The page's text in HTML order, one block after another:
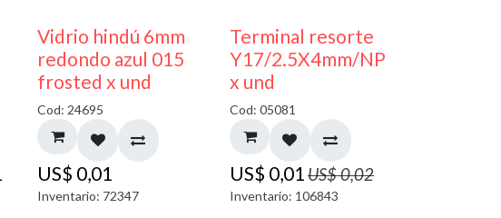
40% DESCUENTO
Vidrio hindú 6mm
redondo azul 015
frosted x und
Cod: 24695
US$ 0,01
Inventario: 72347
50% DESCUENTO
Terminal resorte
Y17/2.5X4mm/NP
x und
Cod: 05081
US$ 0,01 US$0,02
Inventario: 106843